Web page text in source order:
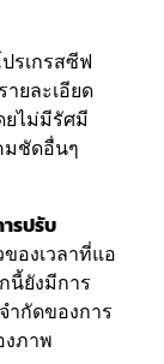
รเกรสซีฟ
ยละเอียด
ยไม่มีรัศมี
มชัดอื่นๆ
รปรับ
องเวลาที่แอ
นี้ยังมีการ
กัดของการ
ภาพ